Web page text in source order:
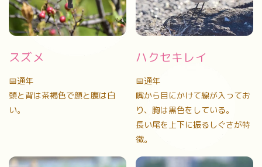
スズメ
📅通年
頭と背は茶褐色で顔と腹は白
い。
ハクセキレイ
📅通年
嘴から目にかけて線が入ってお
り、胸は黒色をしている。
長い尾を上下に振るしぐさが特
徴。